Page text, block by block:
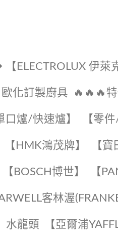
ELECTROLUX 伊萊
化訂製廚具 🔥🔥🔥
口爐/快速爐】 【零
【HMK鴻茂牌】 【寶
【BOSCH博世】 【
客林渥
水龍頭️ 【亞爾浦